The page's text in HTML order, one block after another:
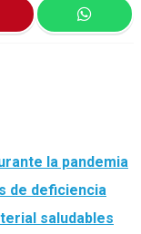
la pandemia
de deficiencia
saludables